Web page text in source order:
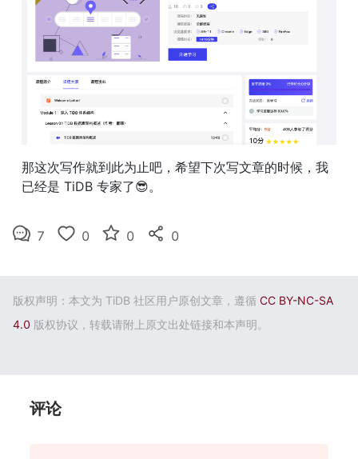
那这次写作就到此为止吧，希望下次写文章的时候，我
已经是 TiDB 专家了😎。
7 0 0 0
版权声明：本文为 TiDB 社区用户原创文章，遵循 CC BY-NC-SA
4.0 版权协议，转载请附上原文出处链接和本声明。
评论